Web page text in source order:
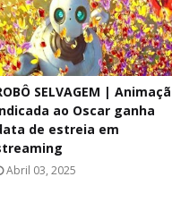
SELVAGEM |
ao Oscar ganha
de estreia em
Abril 03, 2025